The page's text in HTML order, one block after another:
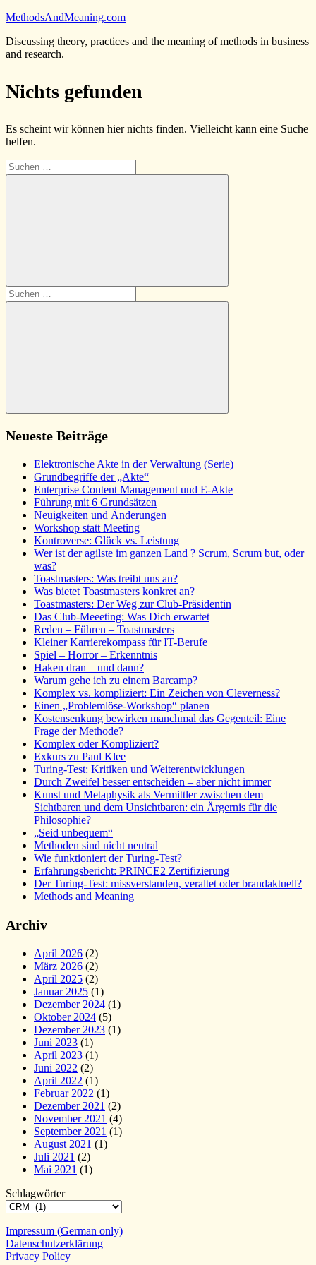
Zum
springen
MethodsAndMeaning.com
Discussing theory, practices and the meaning of methods in business
and research.
Nichts gefunden
Es scheint wir können hier nichts finden. Vielleicht kann eine Suche
helfen.
Suchen
nach:
Suchen
Suchen
nach:
Suchen
Neueste Beiträge
Elektronische Akte in der Verwaltung (Serie)
Grundbegriffe der „Akte“
Enterprise Content Management und E-Akte
Führung mit 6 Grundsätzen
Neuigkeiten und Änderungen
Workshop statt Meeting
Kontroverse: Glück vs. Leistung
Wer ist der agilste im ganzen Land ? Scrum, Scrum but, oder
was?
Toastmasters: Was treibt uns an?
Was bietet Toastmasters konkret an?
Toastmasters: Der Weg zur Club-Präsidentin
Das Club-Meeeting: Was Dich erwartet
Reden – Führen – Toastmasters
Kleiner Karrierekompass für IT-Berufe
Spiel – Horror – Erkenntnis
Haken dran – und dann?
Warum gehe ich zu einem Barcamp?
Komplex vs. kompliziert: Ein Zeichen von Cleverness?
Einen „Problemlöse-Workshop“ planen
Kostensenkung bewirken manchmal das Gegenteil: Eine
Frage der Methode?
Komplex oder Kompliziert?
Exkurs zu Paul Klee
Turing-Test: Kritiken und Weiterentwicklungen
Durch Zweifel besser entscheiden – aber nicht immer
Kunst und Metaphysik als Vermittler zwischen dem
Sichtbaren und dem Unsichtbaren: ein Ärgernis für die
Philosophie?
„Seid unbequem“
Methoden sind nicht neutral
Wie funktioniert der Turing-Test?
Erfahrungsbericht: PRINCE2 Zertifizierung
Der Turing-Test: missverstanden, veraltet oder brandaktuell?
Methods and Meaning
Archiv
April 2026 (2)
März 2026 (2)
April 2025 (2)
Januar 2025 (1)
Dezember 2024 (1)
Oktober 2024 (5)
Dezember 2023 (1)
Juni 2023 (1)
April 2023 (1)
Juni 2022 (2)
April 2022 (1)
Februar 2022 (1)
Dezember 2021 (2)
November 2021 (4)
September 2021 (1)
August 2021 (1)
Juli 2021 (2)
Mai 2021 (1)
Schlagwörter
Impressum (German only)
Datenschutzerklärung
Privacy Policy